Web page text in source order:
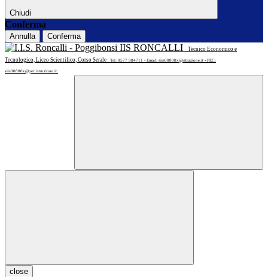
Chiudi
Conferma
Annulla Conferma
IIS RONCALLI
Tecnico Economico e
Tecnologico, Liceo Scientifico, Corso Serale
Tel: 0577 984711 • Email: siis00800x@istruzione.it • PEC:
siis00800x@pec.istruzione.it
close